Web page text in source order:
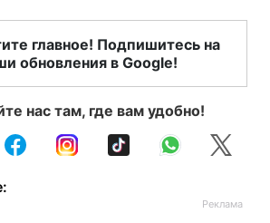
главное! Подпишитесь на
обновления в Google!
нас там, где вам удобно!